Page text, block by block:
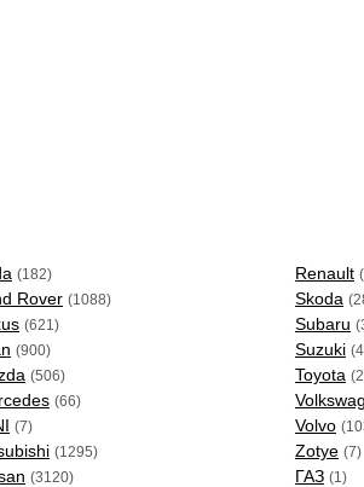
(182)
Rover (1088)
(621)
(900)
(506)
(66)
(7)
(1295)
(3120)
Renault
Skoda
Subaru
Suzuki
Toyota
Volvo
Zotye (7)
ГАЗ (1)